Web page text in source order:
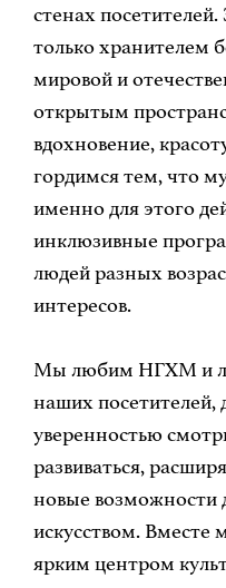
стенах
только хранителем
мировой и
открытым
вдохновение,
гордимся тем, что
именно для этого
инклюзивные
людей разных
интересов.
Мы любим НГХМ и
наших посетителей,
уверенностью
развиваться,
новые возможности
искусством.
ярким центром